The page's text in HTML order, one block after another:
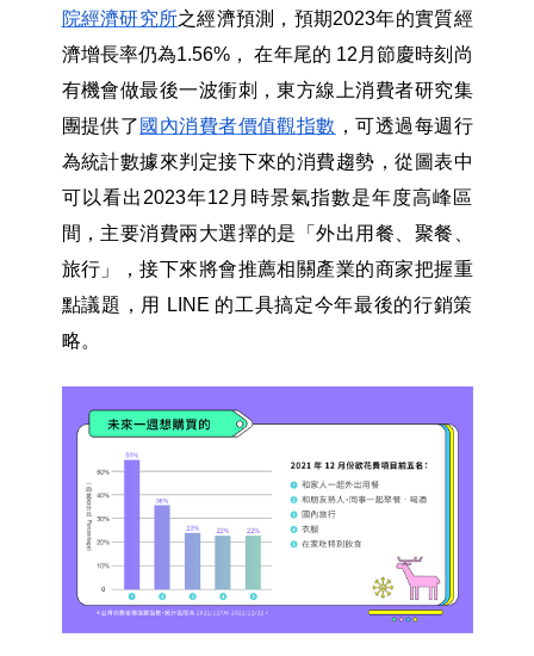
院經濟研究所之經濟預測，預期2023年的實質經
濟增長率仍為1.56%， 在年尾的 12月節慶時刻尚
有機會做最後一波衝刺，東方線上消費者研究集
團提供了 國內消費者價值觀指數 ，可透過每週行
為統計數據來判定接下來的消費趨勢，從圖表中
可以看出2023年12月時景氣指數是年度高峰區
間，主要消費兩大選擇的是「外出用餐、聚餐、
旅行」，接下來將會推薦相關產業的商家把握重
點議題，用 LINE 的工具搞定今年最後的行銷策
略。